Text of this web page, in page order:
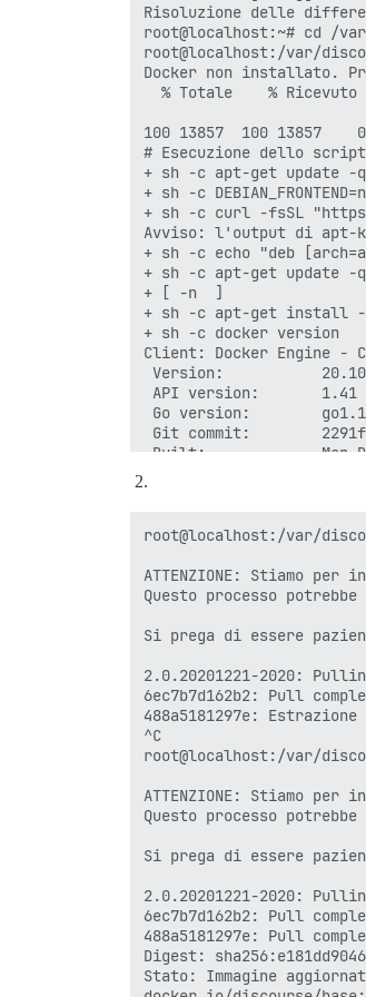
Risoluzione delle
root@localhost:~# cd /
root@localhost:/var/
Docker non installato.
% Totale    % Ricevuto
100 13857  100
# Esecuzione dello script
+ sh -c apt-get update -
+ sh -c
+ sh -c curl -fsSL
Avviso: l'output di apt-
+ sh -c echo "deb
+ sh -c apt-get update -
+ [ -n  ]
+ sh -c apt-get install -
+ sh -c docker version
Client: Docker Engine -
Version:
API version:       1.41
Go version:
Git commit:
Built:             Mon
Context:
Engine:
Version:
Go version:
Built:            Mon
OS/Arch:
  Experimental:     false
containerd:
  Version:          1.4.3
runc:
Version:
docker-init:
GitCommit:
Se desideri utilizzare
di aggiungere il tuo
sudo usermod -aG
root@localhost:/var/
ATTENZIONE: Stiamo
Questo processo
Si prega di essere
2.0.20201221-2020:
6ec7b7d162b2: Pull
488a5181297e:
^C
root@localhost:/var/
ATTENZIONE: Stiamo
Questo processo
Si prega di essere
2.0.20201221-2020:
6ec7b7d162b2: Pull
488a5181297e: Pull
Digest:
Stato: Immagine